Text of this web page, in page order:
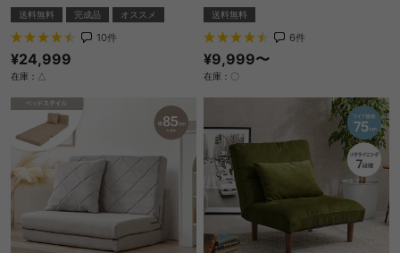
送料無料 完成品 オススメ
10件
¥24,999
在庫：△
送料無料
6件
¥9,999〜
在庫：〇